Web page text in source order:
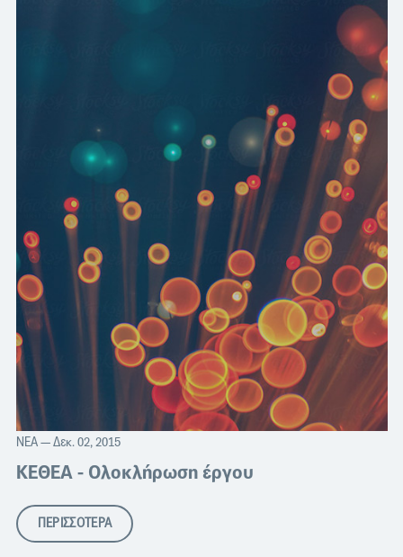
ΝΈΑ— Δεκ. 02, 2015
ΚΕΘΕΑ - Ολοκλήρωση έργου
ΠΕΡΙΣΣΟΤΕΡΑ